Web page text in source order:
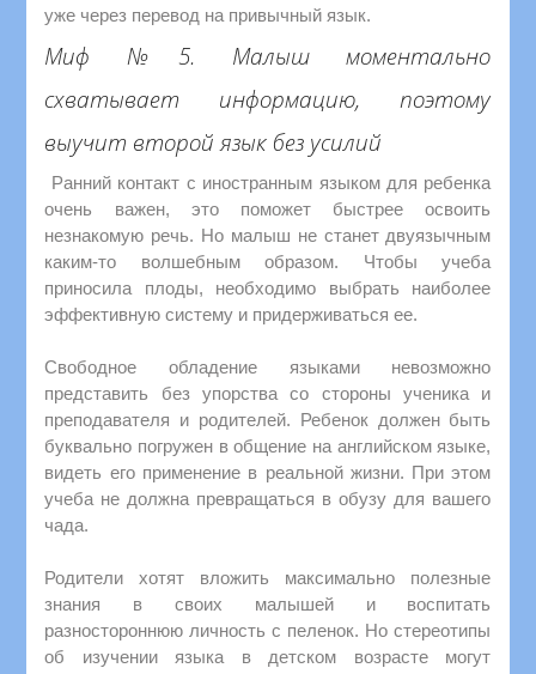
уже через перевод на привычный язык.
Миф №5. Малыш моментально
схватывает информацию, поэтому
выучит второй язык без усилий
Ранний контакт с иностранным языком для ребенка
очень важен, это поможет быстрее освоить
незнакомую речь. Но малыш не станет двуязычным
каким-то волшебным образом. Чтобы учеба
приносила плоды, необходимо выбрать наиболее
эффективную систему и придерживаться ее.
Свободное обладение языками невозможно
представить без упорства со стороны ученика и
преподавателя и родителей. Ребенок должен быть
буквально погружен в общение на английском языке,
видеть его применение в реальной жизни. При этом
учеба не должна превращаться в обузу для вашего
чада.
Родители хотят вложить максимально полезные
знания в своих малышей и воспитать
разностороннюю личность с пеленок. Но стереотипы
об изучении языка в детском возрасте могут